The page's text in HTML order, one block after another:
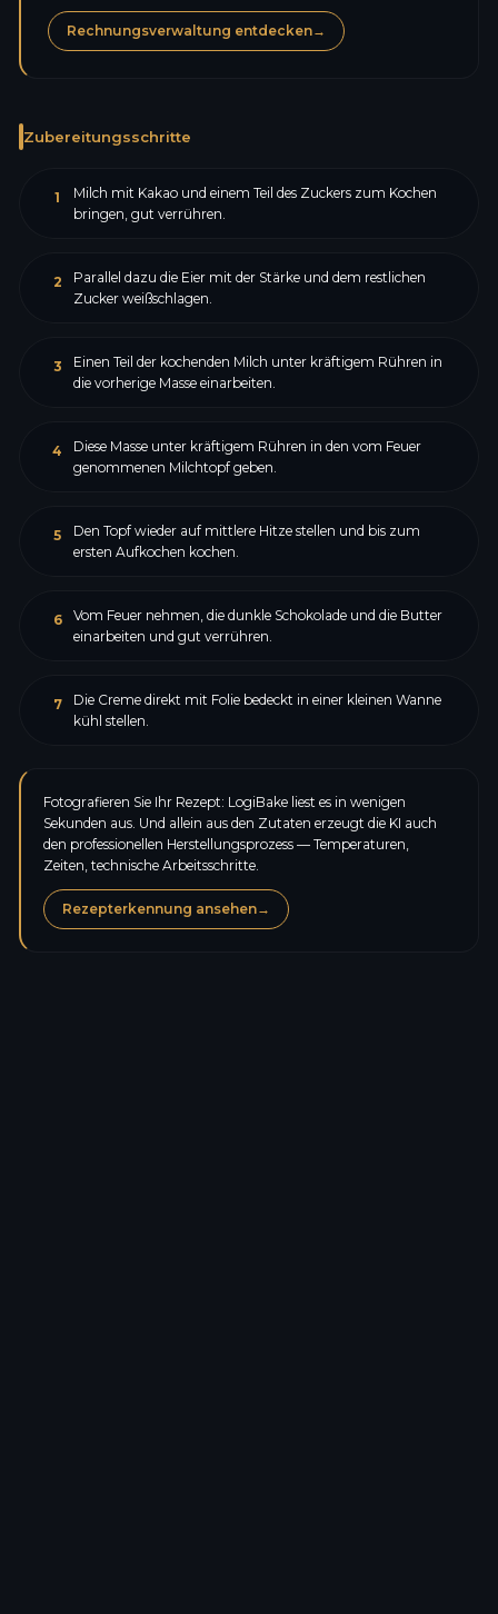
Rechnungsverwaltung entdecken→
Zubereitungsschritte
1
Milch mit Kakao und einem Teil des Zuckers zum Kochen
bringen, gut verrühren.
2
Parallel dazu die Eier mit der Stärke und dem restlichen
Zucker weißschlagen.
3
Einen Teil der kochenden Milch unter kräftigem Rühren in
die vorherige Masse einarbeiten.
4
Diese Masse unter kräftigem Rühren in den vom Feuer
genommenen Milchtopf geben.
5
Den Topf wieder auf mittlere Hitze stellen und bis zum
ersten Aufkochen kochen.
6
Vom Feuer nehmen, die dunkle Schokolade und die Butter
einarbeiten und gut verrühren.
7
Die Creme direkt mit Folie bedeckt in einer kleinen Wanne
kühl stellen.
Fotografieren Sie Ihr Rezept: LogiBake liest es in wenigen
Sekunden aus. Und allein aus den Zutaten erzeugt die KI auch
den professionellen Herstellungsprozess — Temperaturen,
Zeiten, technische Arbeitsschritte.
Rezepterkennung ansehen→